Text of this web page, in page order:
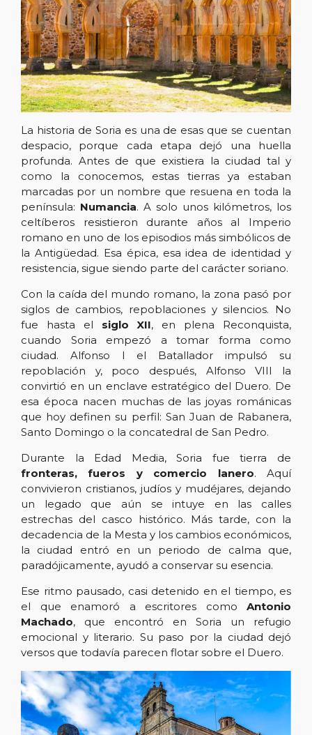
La historia de Soria es una de esas que se cuentan
despacio, porque cada etapa dejó una huella
profunda. Antes de que existiera la ciudad tal y
como la conocemos, estas tierras ya estaban
marcadas por un nombre que resuena en toda la
península: Numancia. A solo unos kilómetros, los
celtíberos resistieron durante años al Imperio
romano en uno de los episodios más simbólicos de
la Antigüedad. Esa épica, esa idea de identidad y
resistencia, sigue siendo parte del carácter soriano.
Con la caída del mundo romano, la zona pasó por
siglos de cambios, repoblaciones y silencios. No
fue hasta el siglo XII, en plena Reconquista,
cuando Soria empezó a tomar forma como
ciudad. Alfonso I el Batallador impulsó su
repoblación y, poco después, Alfonso VIII la
convirtió en un enclave estratégico del Duero. De
esa época nacen muchas de las joyas románicas
que hoy definen su perfil: San Juan de Rabanera,
Santo Domingo o la concatedral de San Pedro.
Durante la Edad Media, Soria fue tierra de
fronteras, fueros y comercio lanero. Aquí
convivieron cristianos, judíos y mudéjares, dejando
un legado que aún se intuye en las calles
estrechas del casco histórico. Más tarde, con la
decadencia de la Mesta y los cambios económicos,
la ciudad entró en un periodo de calma que,
paradójicamente, ayudó a conservar su esencia.
Ese ritmo pausado, casi detenido en el tiempo, es
el que enamoró a escritores como Antonio
Machado, que encontró en Soria un refugio
emocional y literario. Su paso por la ciudad dejó
versos que todavía parecen flotar sobre el Duero.